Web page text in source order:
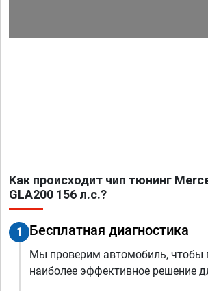
Как происходит чип тюнинг
GLA200 156 л.с.?
1 Бесплатная диагностика
Мы проверим автомобиль, чтобы
наиболее эффективное решение